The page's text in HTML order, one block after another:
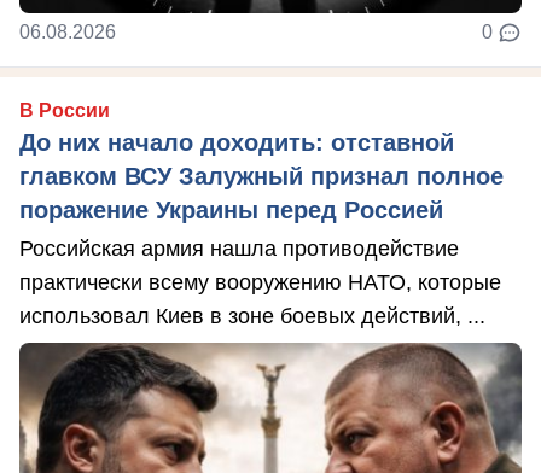
06.08.2026 0
В России
До них начало доходить: отставной
главком ВСУ Залужный признал полное
поражение Украины перед Россией
Российская армия нашла противодействие
практически всему вооружению НАТО, которые
использовал Киев в зоне боевых действий, ...